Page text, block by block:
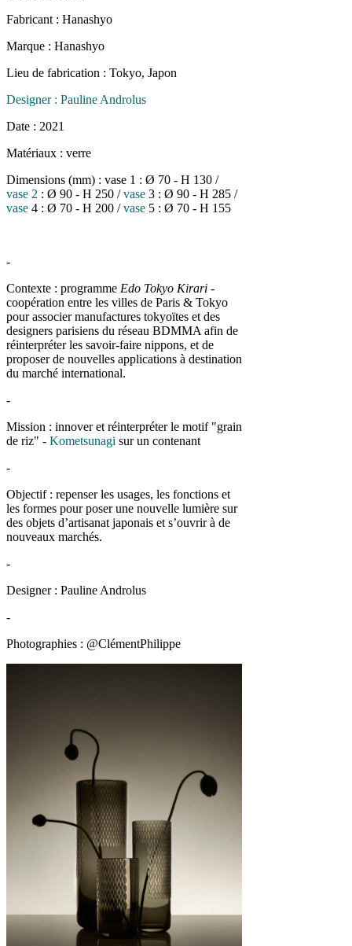
Fabricant : Hanashyo
Marque : Hanashyo
Lieu de fabrication : Tokyo, Japon
Designer : Pauline Androlus
Date : 2021
Matériaux : verre
Dimensions (mm) : vase 1 : Ø 70 - H 130 /
vase 2 : Ø 90 - H 250 /vase 3 : Ø 90 - H 285 /
vase 4 : Ø 70 - H 200 /vase 5 : Ø 70 - H 155
-
Contexte : programme Edo Tokyo Kirari -
coopération entre les villes de Paris & Tokyo
pour associer manufactures tokyoïtes et des
designers parisiens du réseau BDMMA afin de
réinterpréter les savoir-faire nippons, et de
proposer de nouvelles applications à destination
du marché international.
-
Mission : innover et réinterpréter le motif "grain
de riz" - Kometsunagi sur un contenant
-
Objectif : repenser les usages, les fonctions et
les formes pour poser une nouvelle lumière sur
des objets d’artisanat japonais et s’ouvrir à de
nouveaux marchés.
-
Designer : Pauline Androlus
-
Photographies : @ClémentPhilippe